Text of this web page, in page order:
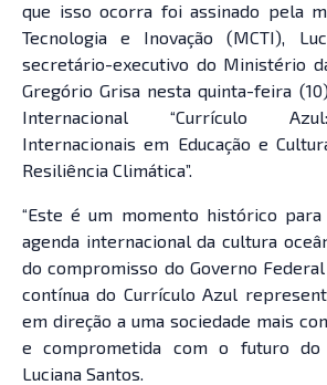
que isso ocorra foi assinado pela
Tecnologia e Inovação (MCTI),
secretário-executivo do Ministério
Gregório Grisa nesta quinta-feira
Internacional “Currículo
Internacionais em Educação e
Resiliência Climática”.
“Este é um momento histórico
agenda internacional da cultura
do compromisso do Governo
contínua do Currículo Azul
em direção a uma sociedade mais
e comprometida com o futuro do
Luciana Santos.